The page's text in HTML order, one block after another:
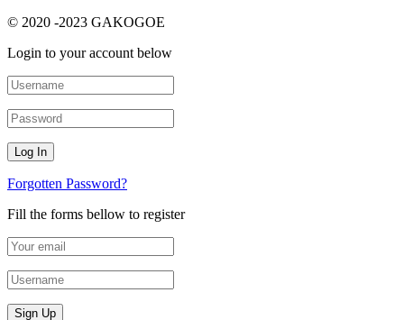
© 2020 -2023 GAKOGOE
Login to your account below
Forgotten Password?
Fill the forms bellow to register